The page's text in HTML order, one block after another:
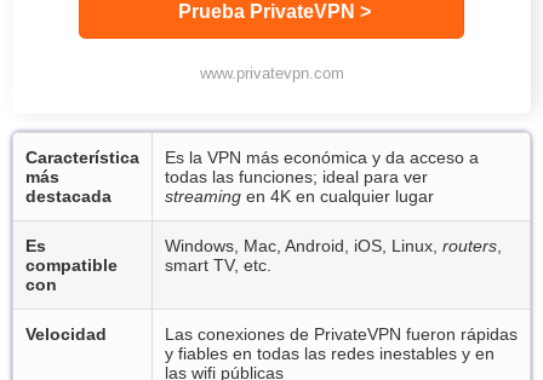
Prueba PrivateVPN >
www.privatevpn.com
Característica
más
destacada
Es la VPN más económica y da acceso a
todas las funciones; ideal para ver
streaming en 4K en cualquier lugar
Es
compatible
con
Windows, Mac, Android, iOS, Linux, routers
smart TV, etc.
Velocidad
Las conexiones de PrivateVPN fueron rápidas
y fiables en todas las redes inestables y en
las wifi públicas